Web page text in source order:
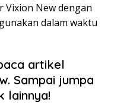
Vixion New dengan
dalam waktu
artikel
Sampai jumpa
lainnya!